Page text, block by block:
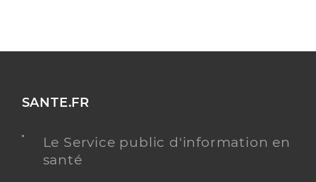
SANTE.FR
Le Service public d'information en
santé